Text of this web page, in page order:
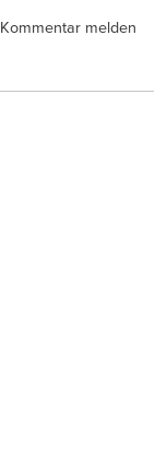
Kommentar melden